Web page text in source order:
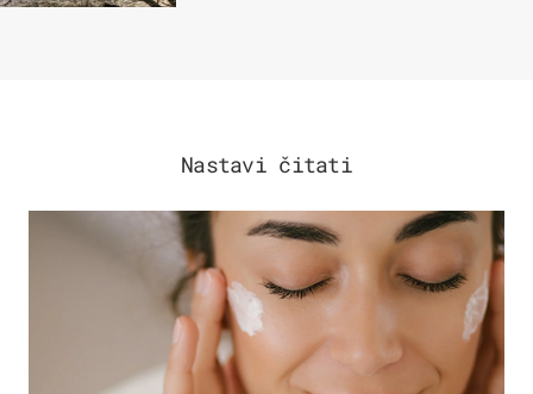
Nastavi čitati
MODA & LJEPOTA